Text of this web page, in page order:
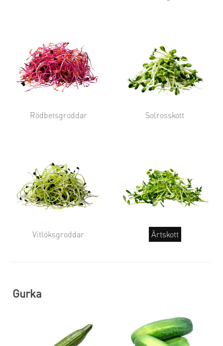
Rödbetsgroddar Solrosskott
Vitlöksgroddar Ärtskott
Gurka